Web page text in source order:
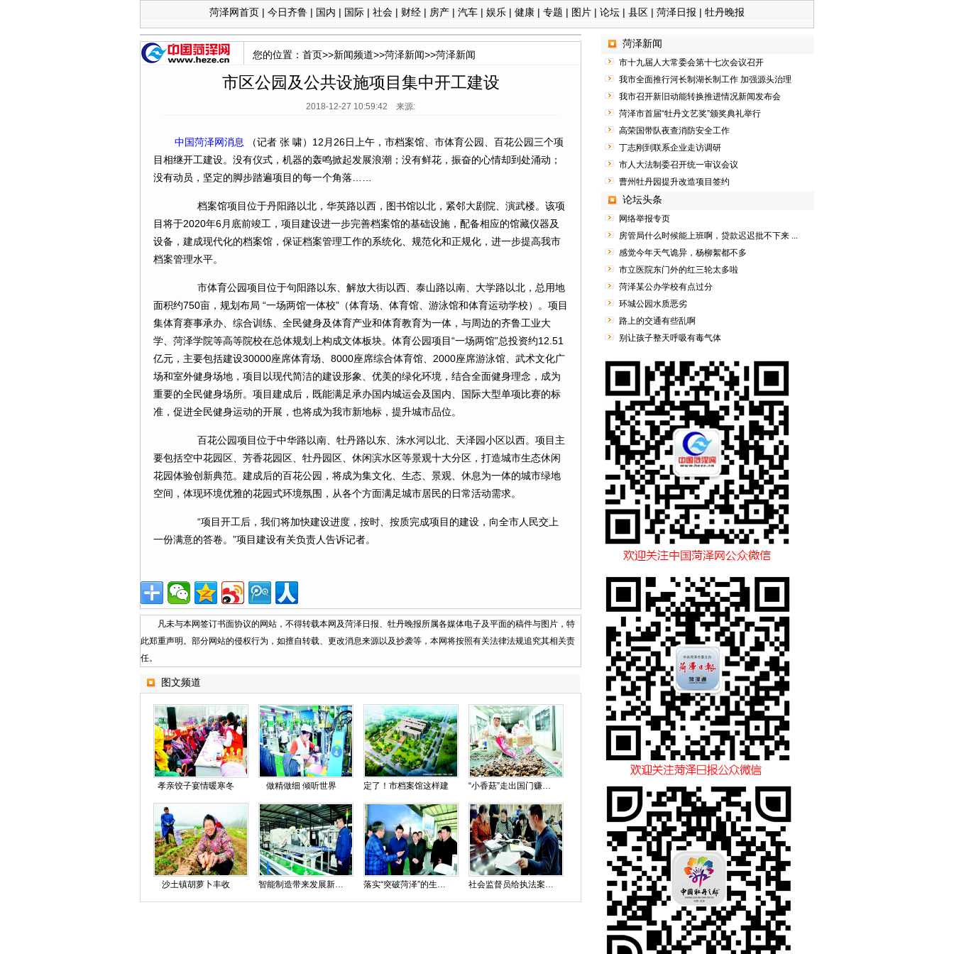
菏泽网首页 | 今日齐鲁 | 国内 | 国际 | 社会 | 财经 | 房产 | 汽车 | 娱乐 | 健康 | 专题 | 图片 | 论坛 | 县区 | 菏泽日报 | 牡丹晚报
您的位置： 首页>>新闻频道>>菏泽新闻>>菏泽新闻
市区公园及公共设施项目集中开工建设
2018-12-27 10:59:42 来源:
中国菏泽网消息
（记者 张 啸）12月26日上午，市档案馆、市体育公园、百花公园三个项
目相继开工建设。没有仪式，机器的轰鸣掀起发展浪潮；没有鲜花，振奋的心情却到处涌动；
没有动员，坚定的脚步踏遍项目的每一个角落……
档案馆项目位于丹阳路以北，华英路以西，图书馆以北，紧邻大剧院、演武楼。该项
目将于2020年6月底前竣工，项目建设进一步完善档案馆的基础设施，配备相应的馆藏仪器及
设备，建成现代化的档案馆，保证档案管理工作的系统化、规范化和正规化，进一步提高我市
档案管理水平。
市体育公园项目位于句阳路以东、解放大街以西、泰山路以南、大学路以北，总用地
面积约750亩，规划布局 “一场两馆一体校”（体育场、体育馆、游泳馆和体育运动学校）。项目
集体育赛事承办、综合训练、全民健身及体育产业和体育教育为一体，与周边的齐鲁工业大
学、菏泽学院等高等院校在总体规划上构成文体板块。体育公园项目“一场两馆”总投资约12.51
亿元，主要包括建设30000座席体育场、8000座席综合体育馆、2000座席游泳馆、武术文化广
场和室外健身场地，项目以现代简洁的建设形象、优美的绿化环境，结合全面健身理念，成为
重要的全民健身场所。项目建成后，既能满足承办国内城运会及国内、国际大型单项比赛的标
准，促进全民健身运动的开展，也将成为我市新地标，提升城市品位。
百花公园项目位于中华路以南、牡丹路以东、洙水河以北、天泽园小区以西。项目主
要包括空中花园区、芳香花园区、牡丹园区、休闲滨水区等景观十大分区，打造城市生态休闲
花园体验创新典范。建成后的百花公园，将成为集文化、生态、景观、休息为一体的城市绿地
空间，体现环境优雅的花园式环境氛围，从各个方面满足城市居民的日常活动需求。
“项目开工后，我们将加快建设进度，按时、按质完成项目的建设，向全市人民交上
一份满意的答卷。”项目建设有关负责人告诉记者。
凡未与本网签订书面协议的网站，不得转载本网及菏泽日报、牡丹晚报所属各媒体电子及平面的稿件与图片，特
此郑重声明。部分网站的侵权行为，如擅自转载、更改消息来源以及抄袭等，本网将按照有关法律法规追究其相关责
任。
图文频道
孝亲饺子宴情暖寒冬 做精做细 倾听世界 定了！市档案馆这样建 “小香菇”走出国门赚洋钱
沙土镇胡萝卜丰收 智能制造带来发展新动能 落实“突破菏泽”的生动实践——全市经济社会发展现场观摩随记 社会监督员给执法案卷“打分”
菏泽新闻
市十九届人大常委会第十七次会议召开
我市全面推行河长制湖长制工作 加强源头治理
我市召开新旧动能转换推进情况新闻发布会
菏泽市首届“牡丹文艺奖”颁奖典礼举行
高荣国带队夜查消防安全工作
丁志刚到联系企业走访调研
市人大法制委召开统一审议会议
曹州牡丹园提升改造项目签约
论坛头条
网络举报专页
房管局什么时候能上班啊，贷款迟迟批不下来 ...
感觉今年天气诡异，杨柳絮都不多
市立医院东门外的红三轮太多啦
菏泽某公办学校有点过分
环城公园水质恶劣
路上的交通有些乱啊
别让孩子整天呼吸有毒气体